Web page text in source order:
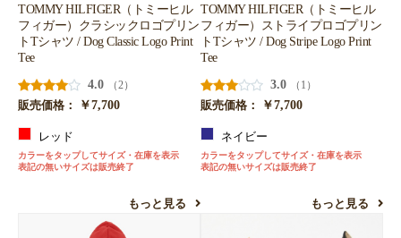
TOMMY HILFIGER（トミーヒル
フィガー）クラシックロゴプリン
トTシャツ / Dog Classic Logo Print
Tee
4.0
（2）
販売価格：
￥7,700
レッド
カラーをタップしてサイズ・在庫を表示
表記の無いサイズは販売終了
もっと見る
TOMMY HILFIGER（トミーヒル
フィガー）ストライプロゴプリン
トTシャツ / Dog Stripe Logo Print
Tee
3.0
（1）
販売価格：
￥7,700
ネイビー
カラーをタップしてサイズ・在庫を表示
表記の無いサイズは販売終了
もっと見る